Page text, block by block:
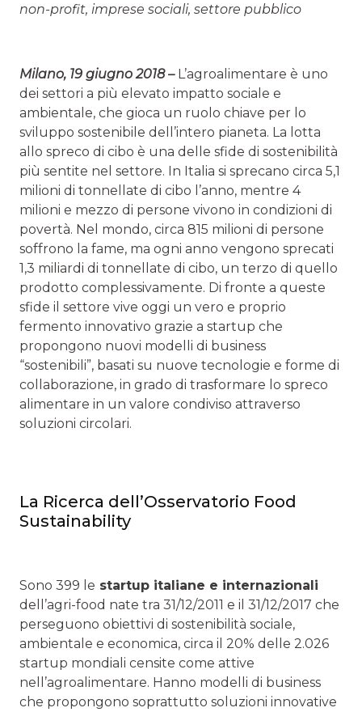
non-profit, imprese sociali, settore pubblico
Milano, 19 giugno 2018 – L’agroalimentare è uno
dei settori a più elevato impatto sociale e
ambientale, che gioca un ruolo chiave per lo
sviluppo sostenibile dell’intero pianeta. La lotta
allo spreco di cibo è una delle sfide di sostenibilità
più sentite nel settore. In Italia si sprecano circa 5,1
milioni di tonnellate di cibo l’anno, mentre 4
milioni e mezzo di persone vivono in condizioni di
povertà. Nel mondo, circa 815 milioni di persone
soffrono la fame, ma ogni anno vengono sprecati
1,3 miliardi di tonnellate di cibo, un terzo di quello
prodotto complessivamente. Di fronte a queste
sfide il settore vive oggi un vero e proprio
fermento innovativo grazie a startup che
propongono nuovi modelli di business
“sostenibili”, basati su nuove tecnologie e forme di
collaborazione, in grado di trasformare lo spreco
alimentare in un valore condiviso attraverso
soluzioni circolari.
La Ricerca dell’Osservatorio Food
Sustainability
Sono 399 le startup italiane e internazionali
dell’agri-food nate tra 31/12/2011 e il 31/12/2017 che
perseguono obiettivi di sostenibilità sociale,
ambientale e economica, circa il 20% delle 2.026
startup mondiali censite come attive
nell’agroalimentare. Hanno modelli di business
che propongono soprattutto soluzioni innovative